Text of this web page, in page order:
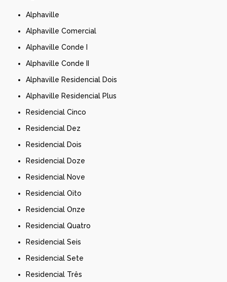
Alphaville
Alphaville Comercial
Alphaville Conde I
Alphaville Conde II
Alphaville Residencial Dois
Alphaville Residencial Plus
Residencial Cinco
Residencial Dez
Residencial Dois
Residencial Doze
Residencial Nove
Residencial Oito
Residencial Onze
Residencial Quatro
Residencial Seis
Residencial Sete
Residencial Três